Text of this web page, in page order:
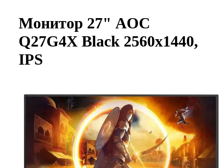
Монитор 27" AOC
Q27G4X Black 2560x1440,
IPS